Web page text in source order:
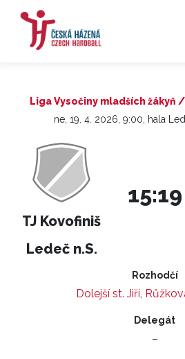
Liga Vysočiny mladších žákyň
ne, 19. 4. 2026, 9:00, hala
TJ Kovofiniš
Ledeč n.S.
15:19
Rozhodčí
Dolejší st. Jiří,
Delegát
–